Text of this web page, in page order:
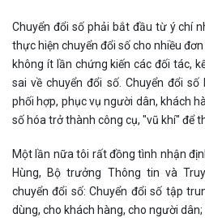
Chuyển đổi số phải bắt đầu từ ý chí
thực hiện chuyển đổi số cho nhiều
không ít lần chứng kiến các đối tác,
sai về chuyển đổi số. Chuyển đổi
phối hợp, phục vụ người dân, khách
số hóa trở thành công cụ, "vũ khí" để
Một lần nữa tôi rất đồng tình nhận
Hùng, Bộ trưởng Thông tin và
chuyển đổi số: Chuyển đổi số tập
dùng, cho khách hàng, cho người